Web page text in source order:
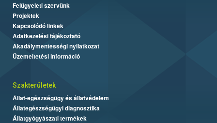
Felügyeleti szervünk
Projektek
Kapcsolódó linkek
Adatkezelési tájékoztató
Akadálymentességi nyilatkozat
Üzemeltetési információ
Szakterületek
Állat-egészségügy és állatvédelem
Állategészségügyi diagnosztika
Állatgyógyászati termékek